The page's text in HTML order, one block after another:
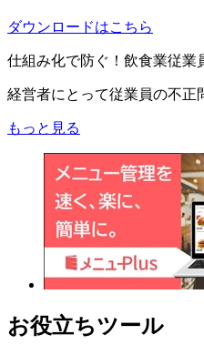
ダウンロードはこちら
仕組み化で防ぐ！飲食業従業
経営者にとって従業員の不正
もっと見る
お役立ちツール